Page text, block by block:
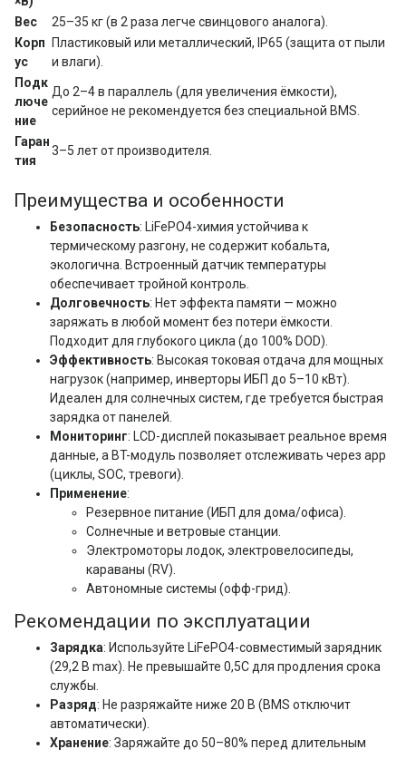
Вес
25–35 кг (в 2 раза легче свинцового аналога).
Корп
ус
Пластиковый или металлический, IP65 (защита от пыли
и влаги).
Подк
люче
ние
До 2–4 в параллель (для увеличения ёмкости),
серийное не рекомендуется без специальной BMS.
Гаран
тия
3–5 лет от производителя.
Преимущества и особенности
Безопасность: LiFePO4-химия устойчива к
термическому разгону, не содержит кобальта,
экологична. Встроенный датчик температуры
обеспечивает тройной контроль.
Долговечность: Нет эффекта памяти — можно
заряжать в любой момент без потери ёмкости.
Подходит для глубокого цикла (до 100% DOD).
Эффективность: Высокая токовая отдача для мощных
нагрузок (например, инверторы ИБП до 5–10 кВт).
Идеален для солнечных систем, где требуется быстрая
зарядка от панелей.
Мониторинг: LCD-дисплей показывает реальное время
данные, а BT-модуль позволяет отслеживать через app
(циклы, SOC, тревоги).
Применение:
Резервное питание (ИБП для дома/офиса).
Солнечные и ветровые станции.
Электромоторы лодок, электровелосипеды,
караваны (RV).
Автономные системы (офф-грид).
Рекомендации по эксплуатации
Зарядка: Используйте LiFePO4-совместимый зарядник
(29,2 В max). Не превышайте 0,5C для продления срока
службы.
Разряд: Не разряжайте ниже 20 В (BMS отключит
автоматически).
Хранение: Заряжайте до 50–80% перед длительным